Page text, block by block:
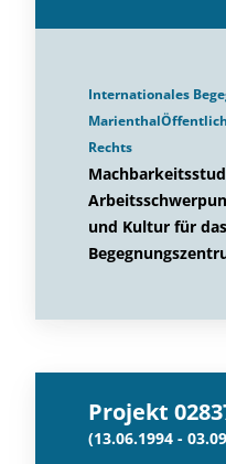
Internationales
Rechts
und Kultur für
Projekt
(13.06.1994 -